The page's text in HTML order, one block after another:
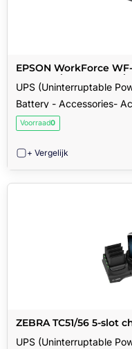
EPSON WorkForce
Accessories: Accessories
UPS (Uninterruptable
Battery - Accessories-
Voorraad0
+ Vergelijk
ZEBRA TC51/56 5-slot
UPS (Uninterruptable